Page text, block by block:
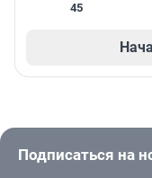
45
Подписаться на